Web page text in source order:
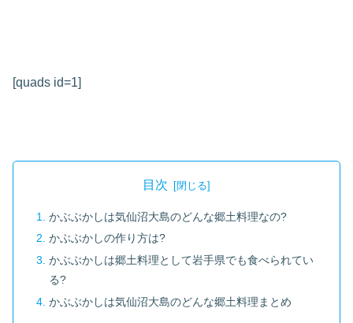
[quads id=1]
目次
かぶぶかしは気仙沼大島のどんな郷土料理なの?
かぶぶかしの作り方は?
かぶぶかしは郷土料理として岩手県でも食べられてい
る?
かぶぶかしは気仙沼大島のどんな郷土料理まとめ